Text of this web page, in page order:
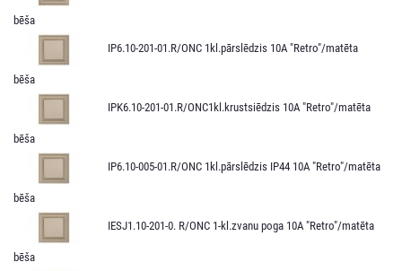
bēša
IP6.10-201-01.R/ONC 1kl.pārslēdzis 10A "Retro"/matēta
bēša
IPK6.10-201-01.R/ONC1kl.krustsiēdzis 10A "Retro"/matēta
bēša
IP6.10-005-01.R/ONC 1kl.pārslēdzis IP44 10A "Retro"/matēta
bēša
IESJ1.10-201-0. R/ONC 1-kl.zvanu poga 10A "Retro"/matēta
bēša